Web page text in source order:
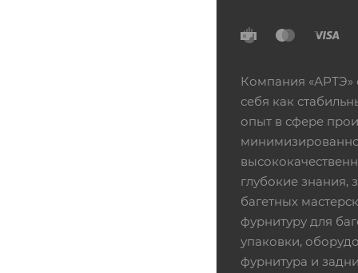
Компания «АРТЭ»
себя как
опыт в сфере
глубокие
багетных
фурнитуру для
упаковки,
фурнитура и